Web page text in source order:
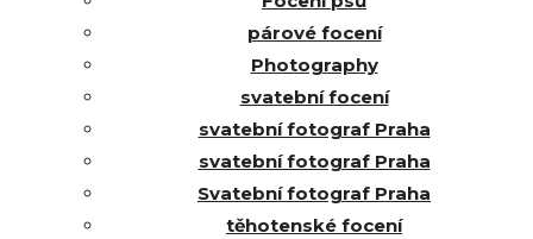
párové focení
Photography
svatební focení
svatební fotograf Praha
svatební fotograf Praha
Svatební fotograf Praha
těhotenské focení